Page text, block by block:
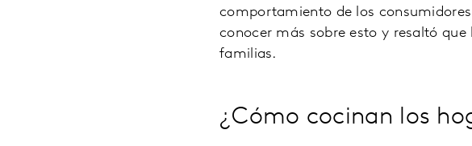
comportamiento de los
conocer más sobre esto y resaltó
familias.
¿Cómo cocinan los